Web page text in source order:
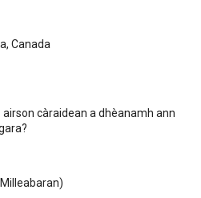
Canada
airson càraidean a dhèanamh ann